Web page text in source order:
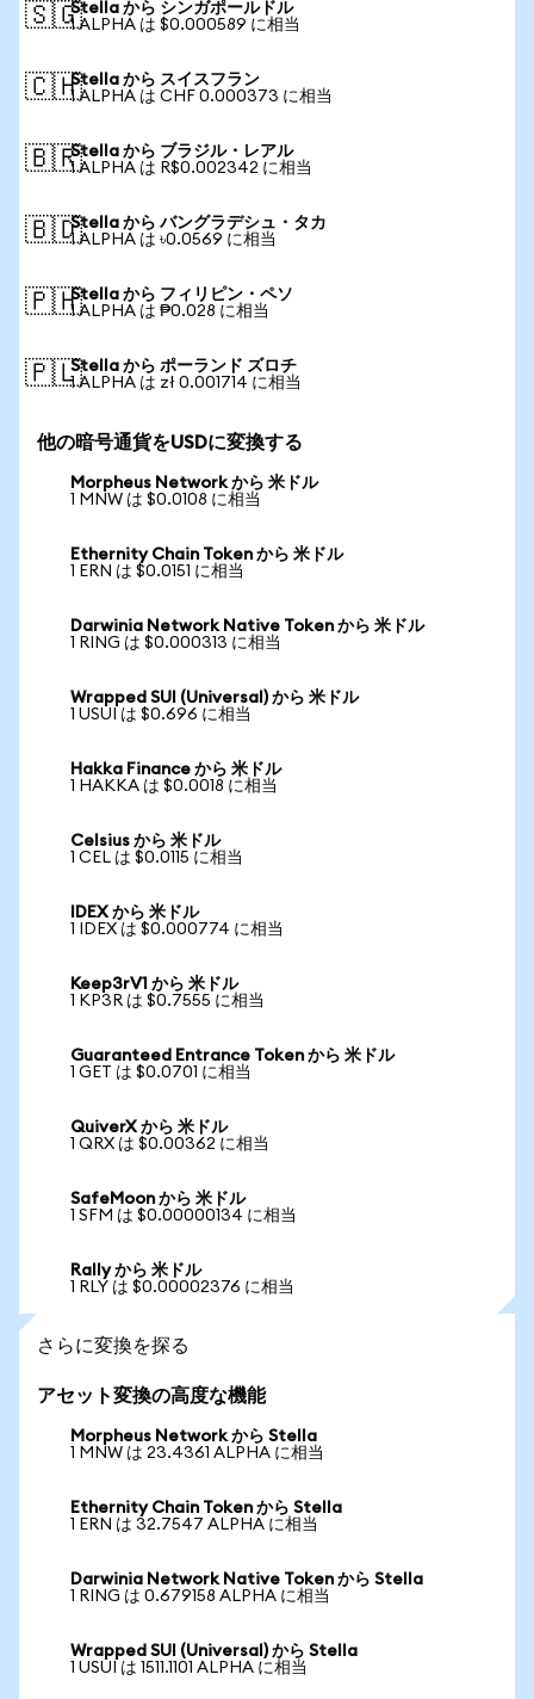
🇸🇬Stella から シンガポールドル
1 ALPHA は $0.000589 に相当
🇨🇭Stella から スイスフラン
1 ALPHA は CHF 0.000373 に相当
🇧🇷Stella から ブラジル・レアル
1 ALPHA は R$0.002342 に相当
🇧🇩Stella から バングラデシュ・タカ
1 ALPHA は ৳0.0569 に相当
🇵🇭Stella から フィリピン・ペソ
1 ALPHA は ₱0.028 に相当
🇵🇱Stella から ポーランド ズロチ
1 ALPHA は zł 0.001714 に相当
他の暗号通貨をUSDに変換する
Morpheus Network から 米ドル
1 MNW は $0.0108 に相当
Ethernity Chain Token から 米ドル
1 ERN は $0.0151 に相当
Darwinia Network Native Token から 米ドル
1 RING は $0.000313 に相当
Wrapped SUI (Universal) から 米ドル
1 USUI は $0.696 に相当
Hakka Finance から 米ドル
1 HAKKA は $0.0018 に相当
Celsius から 米ドル
1 CEL は $0.0115 に相当
IDEX から 米ドル
1 IDEX は $0.000774 に相当
Keep3rV1 から 米ドル
1 KP3R は $0.7555 に相当
Guaranteed Entrance Token から 米ドル
1 GET は $0.0701 に相当
QuiverX から 米ドル
1 QRX は $0.00362 に相当
SafeMoon から 米ドル
1 SFM は $0.00000134 に相当
Rally から 米ドル
1 RLY は $0.00002376 に相当
さらに変換を探る
アセット変換の高度な機能
Morpheus Network から Stella
1 MNW は 23.4361 ALPHA に相当
Ethernity Chain Token から Stella
1 ERN は 32.7547 ALPHA に相当
Darwinia Network Native Token から Stella
1 RING は 0.679158 ALPHA に相当
Wrapped SUI (Universal) から Stella
1 USUI は 1511.1101 ALPHA に相当